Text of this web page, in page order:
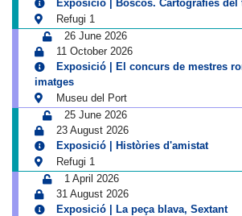
Exposició | Boscos. Cartografies
Refugi 1
26 June 2026
11 October 2026
Exposició | El concurs de mestres
imatges
Museu del Port
25 June 2026
23 August 2026
Exposició | Històries d'amistat
Refugi 1
1 April 2026
31 August 2026
Exposició | La peça blava, Sextant